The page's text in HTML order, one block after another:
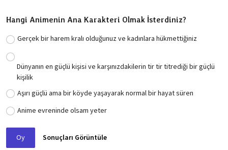
Hangi Animenin Ana Karakteri Olmak İsterdiniz?
Gerçek bir harem kralı olduğunuz ve kadınlara hükmettiğiniz
Dünyanın en güçlü kişisi ve karşınızdakilerin tir tir titrediği bir güçlü
kişilik
Aşırı güçlü ama bir köyde yaşayarak normal bir hayat süren
Anime evreninde olsam yeter
Oy Sonuçları Görüntüle